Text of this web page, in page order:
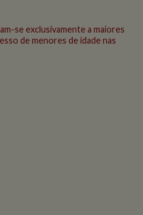
se exclusivamente a maiores
de menores de idade nas